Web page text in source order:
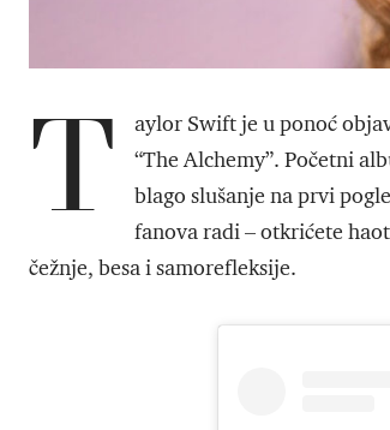
T
aylor Swift je u ponoć
“The Alchemy”. Početni
blago slušanje na prvi
fanova radi – otkrićete
čežnje, besa i samorefleksije.